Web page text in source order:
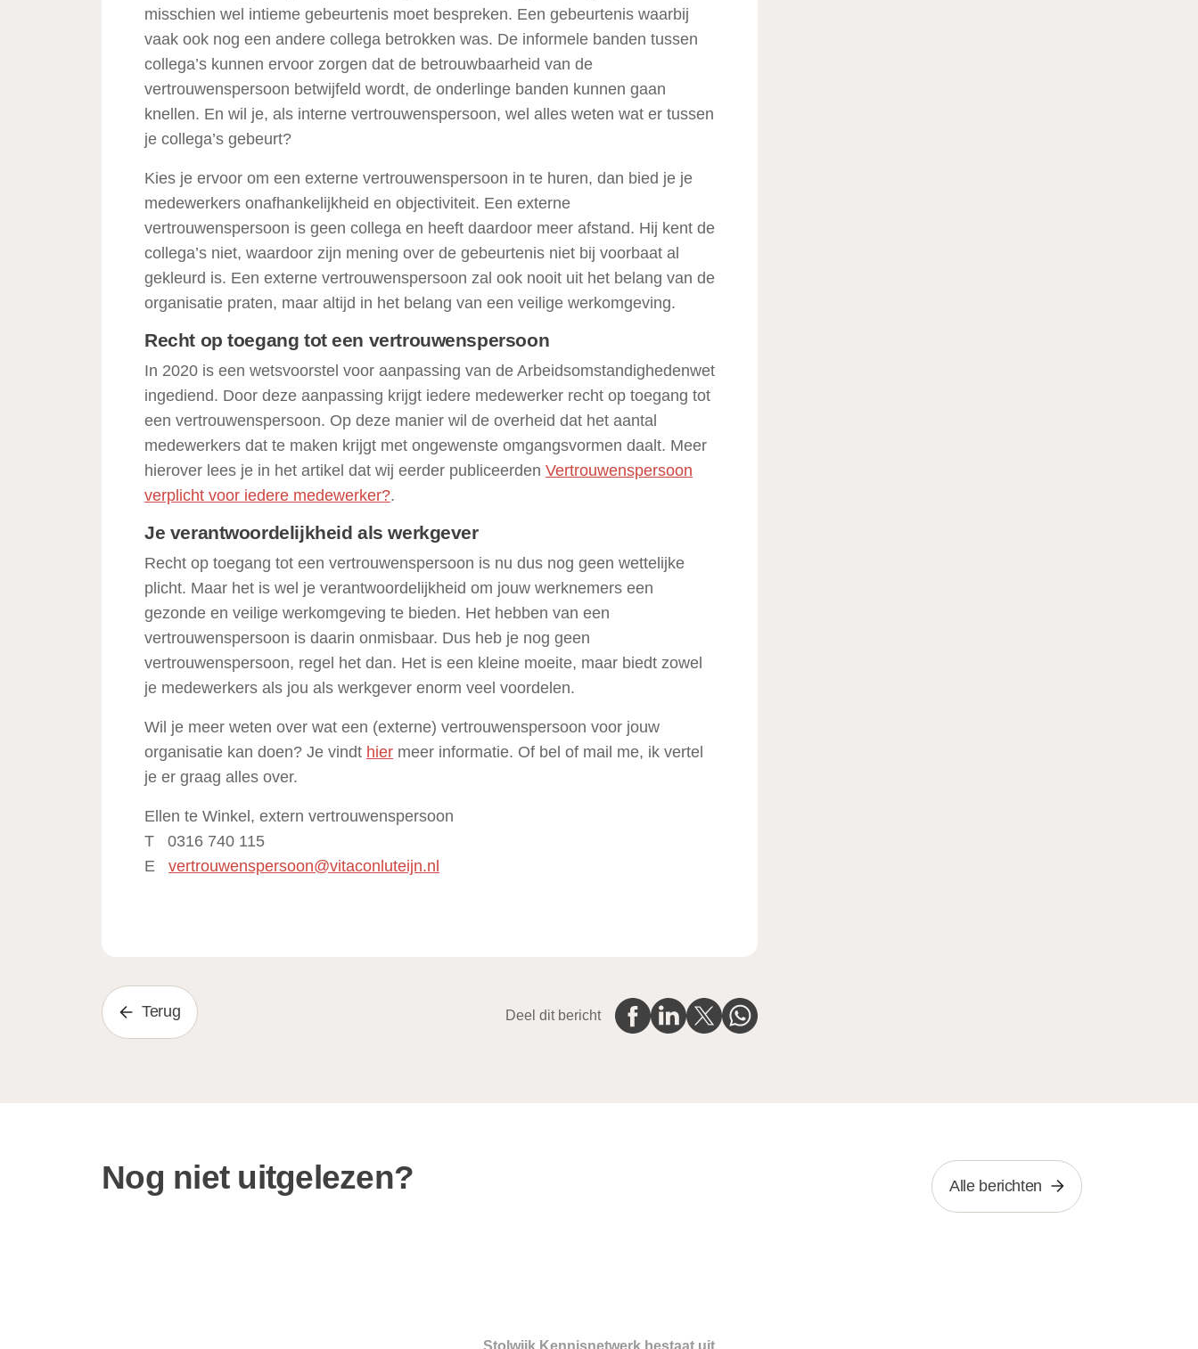
misschien wel intieme gebeurtenis moet bespreken. Een gebeurtenis waarbij
vaak ook nog een andere collega betrokken was. De informele banden tussen
collega’s kunnen ervoor zorgen dat de betrouwbaarheid van de
vertrouwenspersoon betwijfeld wordt, de onderlinge banden kunnen gaan
knellen. En wil je, als interne vertrouwenspersoon, wel alles weten wat er tussen
je collega’s gebeurt?
Kies je ervoor om een externe vertrouwenspersoon in te huren, dan bied je je
medewerkers onafhankelijkheid en objectiviteit. Een externe
vertrouwenspersoon is geen collega en heeft daardoor meer afstand. Hij kent de
collega’s niet, waardoor zijn mening over de gebeurtenis niet bij voorbaat al
gekleurd is. Een externe vertrouwenspersoon zal ook nooit uit het belang van de
organisatie praten, maar altijd in het belang van een veilige werkomgeving.
Recht op toegang tot een vertrouwenspersoon
In 2020 is een wetsvoorstel voor aanpassing van de Arbeidsomstandighedenwet
ingediend. Door deze aanpassing krijgt iedere medewerker recht op toegang tot
een vertrouwenspersoon. Op deze manier wil de overheid dat het aantal
medewerkers dat te maken krijgt met ongewenste omgangsvormen daalt. Meer
hierover lees je in het artikel dat wij eerder publiceerden Vertrouwenspersoon
verplicht voor iedere medewerker?.
Je verantwoordelijkheid als werkgever
Recht op toegang tot een vertrouwenspersoon is nu dus nog geen wettelijke
plicht. Maar het is wel je verantwoordelijkheid om jouw werknemers een
gezonde en veilige werkomgeving te bieden. Het hebben van een
vertrouwenspersoon is daarin onmisbaar. Dus heb je nog geen
vertrouwenspersoon, regel het dan. Het is een kleine moeite, maar biedt zowel
je medewerkers als jou als werkgever enorm veel voordelen.
Wil je meer weten over wat een (externe) vertrouwenspersoon voor jouw
organisatie kan doen? Je vindt hier meer informatie. Of bel of mail me, ik vertel
je er graag alles over.
Ellen te Winkel, extern vertrouwenspersoon
T 0316 740 115
E vertrouwenspersoon@vitaconluteijn.nl
Terug Deel dit bericht
Nog niet uitgelezen? Alle berichten
Stolwijk Kennisnetwerk bestaat uit